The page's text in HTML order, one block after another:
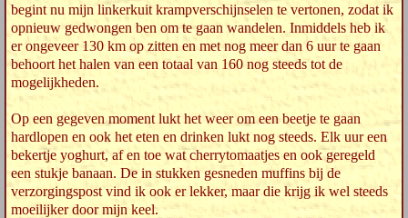
begint nu mijn linkerkuit krampverschijnselen te vertonen, zodat ik
opnieuw gedwongen ben om te gaan wandelen. Inmiddels heb ik
er ongeveer 130 km op zitten en met nog meer dan 6 uur te gaan
behoort het halen van een totaal van 160 nog steeds tot de
mogelijkheden.
Op een gegeven moment lukt het weer om een beetje te gaan
hardlopen en ook het eten en drinken lukt nog steeds. Elk uur een
bekertje yoghurt, af en toe wat cherrytomaatjes en ook geregeld
een stukje banaan. De in stukken gesneden muffins bij de
verzorgingspost vind ik ook er lekker, maar die krijg ik wel steeds
moeilijker door mijn keel.